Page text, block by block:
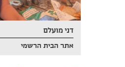
דני מועלם
אתר הבית הרשמי